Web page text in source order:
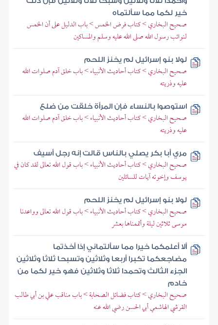
خير لكما مما سألتماه
صحيح البخاري > كتاب فرض الخمس > باب الدليل على أن الخمس
لنوائب رسول الله صلى الله عليه وسلم والمساكين
لولا بنو إسرائيل لم يخنز اللحم
صحيح البخاري > كتاب أحاديث الأنبياء > باب خلق آدم صلوات الله
عليه وذريته
استوصوا بالنساء فإن المرأة خلقت من ضلع
صحيح البخاري > كتاب أحاديث الأنبياء > باب خلق آدم صلوات الله
عليه وذريته
مري أبا بكر يصلي بالناس قالت إنه رجل أسيف
صحيح البخاري > كتاب أحاديث الأنبياء > باب قول الله تعالى لقد كان في
يوسف وإخوته آيات للسائلين
لولا بنو إسرائيل لم يخنز اللحم
صحيح البخاري > كتاب أحاديث الأنبياء > باب قول الله تعالى وواعدنا
موسى ثلاثين ليلة وأتممناها بعشر
ألا أعلمكما خيرا مما سألتماني إذا أخذتما
مضاجعكما تكبرا أربعا وثلاثين وتسبحا ثلاثا وثلاثين
الجزء الثالث وتحمدا ثلاثا وثلاثين فهو خير لكما من
خادم
صحيح البخاري > كتاب فضائل الصحابة > باب مناقب علي بن أبي طالب
القرشي الهاشمي أبي الحسن رضي الله عنه